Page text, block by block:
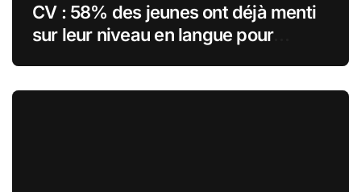
CV : 58% des jeunes ont déjà menti
sur leur niveau en langue pour